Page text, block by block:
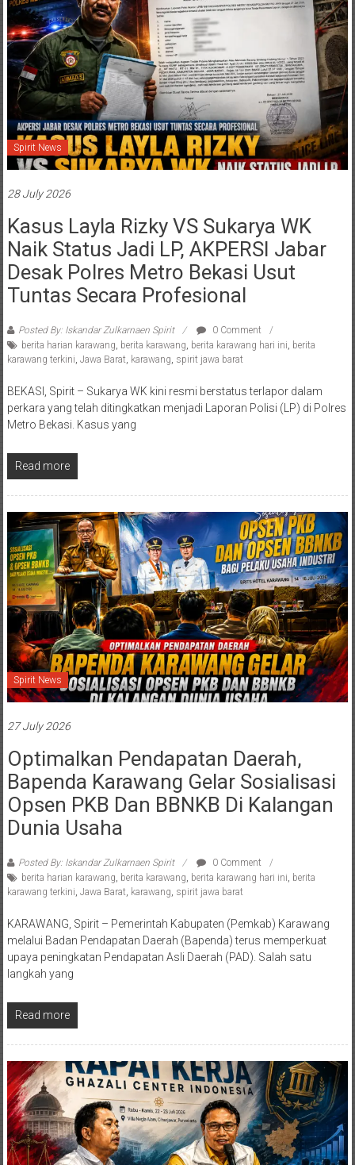
Spirit News
28 July 2026
Kasus Layla Rizky VS Sukarya WK
Naik Status Jadi LP, AKPERSI Jabar
Desak Polres Metro Bekasi Usut
Tuntas Secara Profesional
Posted By: Iskandar Zulkarnaen Spirit
0 Comment
berita harian karawang berita karawang berita karawang hari ini berita
karawang terkini Jawa Barat karawang spirit jawa barat
BEKASI, Spirit – Sukarya WK kini resmi berstatus terlapor dalam
perkara yang telah ditingkatkan menjadi Laporan Polisi (LP) di Polres
Metro Bekasi. Kasus yang
Read more
Spirit News
27 July 2026
Optimalkan Pendapatan Daerah,
Bapenda Karawang Gelar Sosialisasi
Opsen PKB Dan BBNKB Di Kalangan
Dunia Usaha
Posted By: Iskandar Zulkarnaen Spirit
0 Comment
berita harian karawang, berita karawang, berita karawang hari ini, berita
karawang terkini, Jawa Barat, karawang, spirit jawa barat
KARAWANG, Spirit – Pemerintah Kabupaten (Pemkab) Karawang
melalui Badan Pendapatan Daerah (Bapenda) terus memperkuat
upaya peningkatan Pendapatan Asli Daerah (PAD). Salah satu
langkah yang
Read more